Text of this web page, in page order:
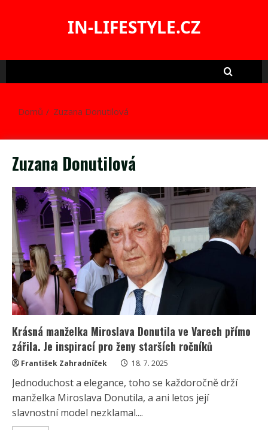
IN-LIFESTYLE.CZ
Domů Zuzana Donutilová
Zuzana Donutilová
Krásná manželka Miroslava Donutila ve Varech přímo
zářila. Je inspirací pro ženy starších ročníků
František Zahradníček 18. 7. 2025
Jednoduchost a elegance, toho se každoročně drží
manželka Miroslava Donutila, a ani letos její
slavnostní model nezklamal....